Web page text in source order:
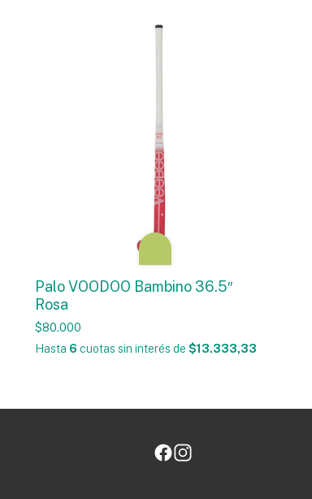
Palo VOODOO Bambino 36.5″
Rosa
$80.000
Hasta 6 cuotas sin interés de $13.333,33